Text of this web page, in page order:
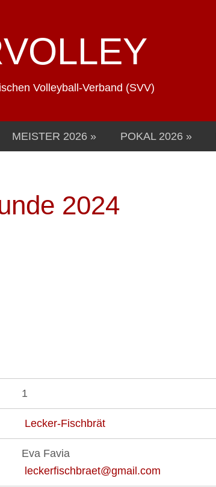
Volleyball-Verband (SVV)
MEISTER 2026 POKAL 2026
2024
1
Lecker-Fischbrät
Eva Favia
leckerfischbraet@gmail.com